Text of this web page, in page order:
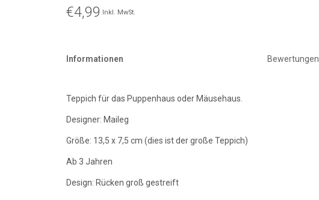
€4,99 Inkl. MwSt.
Informationen Bewertungen
Teppich für das Puppenhaus oder Mäusehaus.
Designer: Maileg
Größe: 13,5 x 7,5 cm (dies ist der große Teppich)
Ab 3 Jahren
Design: Rücken groß gestreift